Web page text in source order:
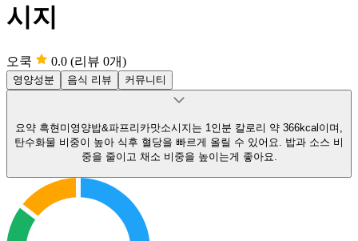
시지
오쿡 0.0 (리뷰 0개)
영양성분 음식 리뷰 커뮤니티
요약 흑현미영양밥&파프리카맛소시지는 1인분 칼로리 약 366kcal이며,
탄수화물 비중이 높아 식후 혈당을 빠르게 올릴 수 있어요. 밥과 소스 비
중을 줄이고 채소 비중을 높이는게 좋아요.